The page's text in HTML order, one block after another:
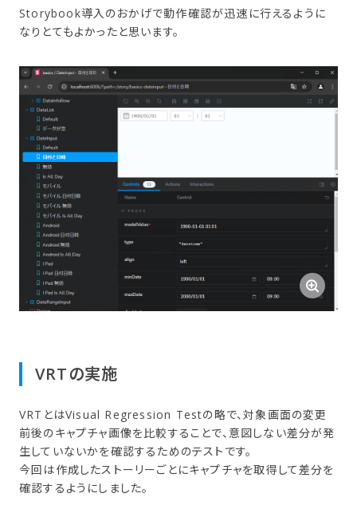
Storybook導入のおかげで動作確認が迅速に行えるように
なりとてもよかったと思います。
VRTの​実施
VRTとはVisual Regression Testの略で、対象画面の変更
前後のキャプチャ画像を比較することで、意図しない差分が発
生していないかを確認するためのテストです。
今回は作成したストーリーごとにキャプチャを取得して差分を
確認するようにしました。